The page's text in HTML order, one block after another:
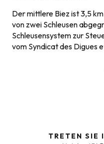
Der mittlere Biez ist 3,5
von zwei Schleusen
Schleusensystem zur
vom Syndicat des Digues
TRETEN SIE